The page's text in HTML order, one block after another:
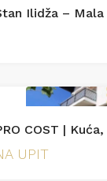
Ilidža –
COST |
UPIT